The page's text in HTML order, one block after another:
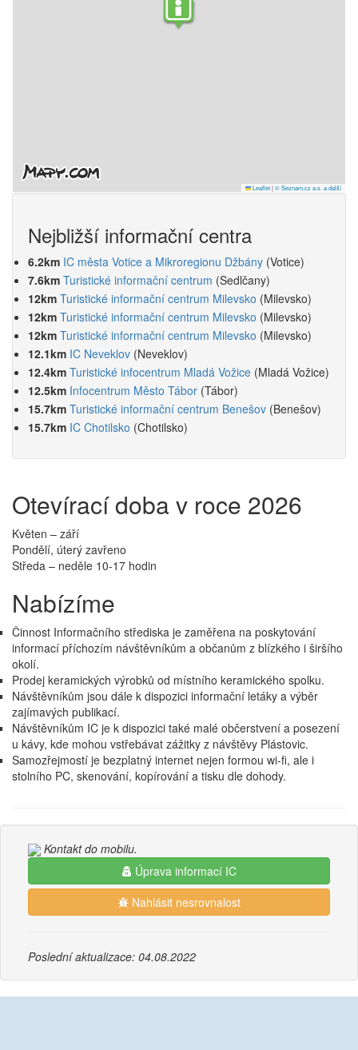
Leaflet|© Seznam.cz a.s. a další
Nejbližší informační centra
6.2km IC města Votice a Mikroregionu Džbány (Votice)
7.6km Turistické informační centrum (Sedlčany)
12km Turistické informační centrum Milevsko (Milevsko)
12km Turistické informační centrum Milevsko (Milevsko)
12km Turistické informační centrum Milevsko (Milevsko)
12.1km IC Neveklov (Neveklov)
12.4km Turistické infocentrum Mladá Vožice (Mladá Vožice)
12.5km Infocentrum Město Tábor (Tábor)
15.7km Turistické informační centrum Benešov (Benešov)
15.7km IC Chotilsko (Chotilsko)
Otevírací doba v roce 2026
Květen – září
Pondělí, úterý zavřeno
Středa – neděle 10-17 hodin
Nabízíme
Činnost Informačního střediska je zaměřena na poskytování
informací příchozím návštěvníkům a občanům z blízkého i širšího
okolí.
Prodej keramických výrobků od místního keramického spolku.
Návštěvníkům jsou dále k dispozici informační letáky a výběr
zajímavých publikací.
Návštěvníkům IC je k dispozici také malé občerstvení a posezení
u kávy, kde mohou vstřebávat zážitky z návštěvy Plástovic.
Samozřejmostí je bezplatný internet nejen formou wi-fi, ale i
stolního PC, skenování, kopírování a tisku dle dohody.
Kontakt do mobilu.
Úprava informací IC
Nahlásit nesrovnalost
Poslední aktualizace: 04.08.2022